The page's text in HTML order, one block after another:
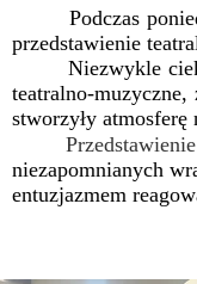
Podczas
przedstawienie
Niezwykle
teatralno-
stworzyły
Przedstawienie
niezapomnianych
entuzjazmem